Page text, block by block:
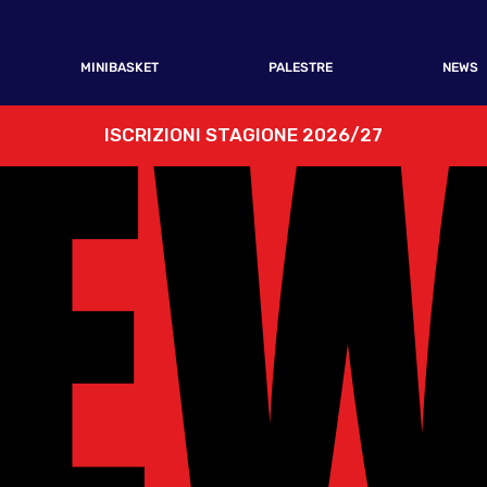
MINIBASKET PALESTRE NEWS
ISCRIZIONI STAGIONE 2026/27